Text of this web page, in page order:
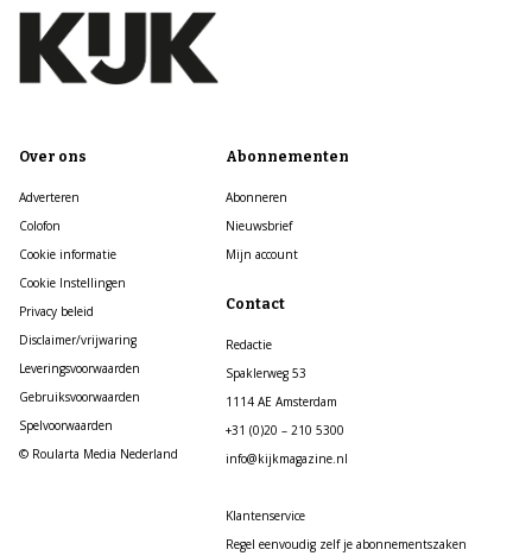
Over ons
Adverteren
Colofon
Cookie informatie
Cookie Instellingen
Privacy beleid
Disclaimer/vrijwaring
Leveringsvoorwaarden
Gebruiksvoorwaarden
Spelvoorwaarden
© Roularta Media Nederland
Abonnementen
Abonneren
Nieuwsbrief
Mijn account
Contact
Redactie
Spaklerweg 53
1114 AE Amsterdam
+31 (0)20 – 210 5300
info@kijkmagazine.nl
Klantenservice
Regel eenvoudig zelf je abonnementszaken